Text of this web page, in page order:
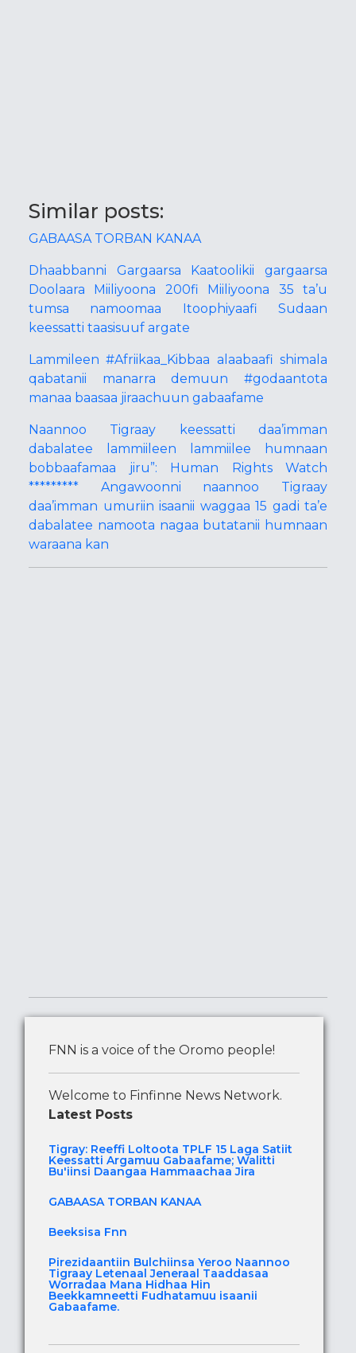
Similar posts:
GABAASA TORBAN KANAA
Dhaabbanni Gargaarsa Kaatoolikii gargaarsa
Doolaara Miiliyoona 200fi Miiliyoona 35 ta’u
tumsa namoomaa Itoophiyaafi Sudaan
keessatti taasisuuf argate
Lammileen #Afriikaa_Kibbaa alaabaafi shimala
qabatanii manarra demuun #godaantota
manaa baasaa jiraachuun gabaafame
Naannoo Tigraay keessatti daa’imman
dabalatee lammiileen lammiilee humnaan
bobbaafamaa jiru”: Human Rights Watch
********* Angawoonni naannoo Tigraay
daa’imman umuriin isaanii waggaa 15 gadi ta’e
dabalatee namoota nagaa butatanii humnaan
waraana kan
FNN is a voice of the Oromo people!
Welcome to Finfinne News Network.
Latest Posts
Tigray: Reeffi Loltoota TPLF 15 Laga Satiit
Keessatti Argamuu Gabaafame; Walitti
Bu'iinsi Daangaa Hammaachaa Jira
GABAASA TORBAN KANAA
Beeksisa Fnn
Pirezidaantiin Bulchiinsa Yeroo Naannoo
Tigraay Letenaal Jeneraal Taaddasaa
Worradaa Mana Hidhaa Hin
Beekkamneetti Fudhatamuu isaanii
Gabaafame.